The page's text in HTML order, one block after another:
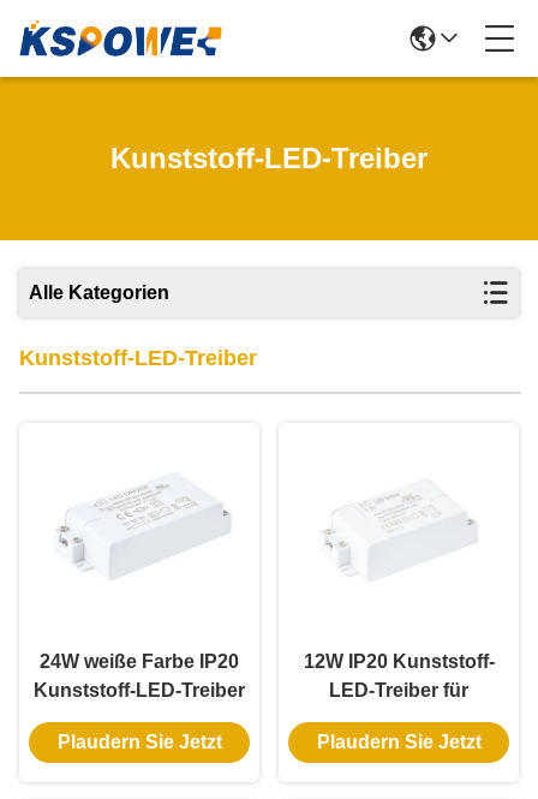
Kunststoff-LED-Treiber
Alle Kategorien
Kunststoff-LED-Treiber
24W weiße Farbe IP20
Kunststoff-LED-Treiber
mit konstanten
Spannung für
Plaudern Sie Jetzt
12W IP20 Kunststoff-
LED-Treiber für
Innenbeleuchtung mit
konstanter Spannung
Plaudern Sie Jetzt